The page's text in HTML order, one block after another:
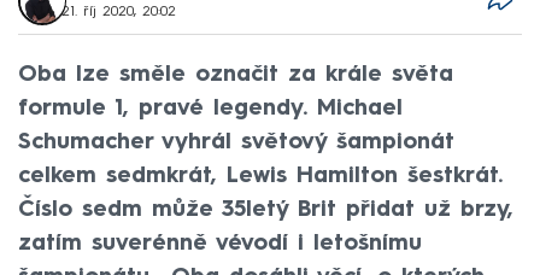
21. říj 2020, 20:02
Oba lze směle označit za krále světa
formule 1, pravé legendy. Michael
Schumacher vyhrál světový šampionát
celkem sedmkrát, Lewis Hamilton šestkrát.
Číslo sedm může 35letý Brit přidat už brzy,
zatím suverénně vévodí i letošnímu